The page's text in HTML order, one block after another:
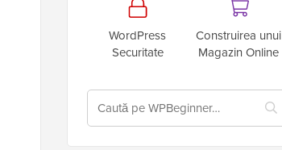
WordPress
Securitate
Construirea unui
Magazin Online